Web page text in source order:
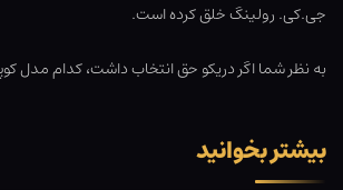
جی.کی. رولینگ خلق کرده است.
به نظر شما اگر دریکو حق انتخاب داشت، کدام مدل
بیشتر بخوانید